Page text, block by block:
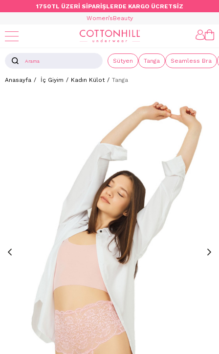
1750TL ÜZERİ SİPARİŞLERDE KARGO ÜCRETSİZ
Women’sBeauty
Sütyen Tanga Seamless Bra
Anasayfa İç Giyim Kadın Külot Tanga